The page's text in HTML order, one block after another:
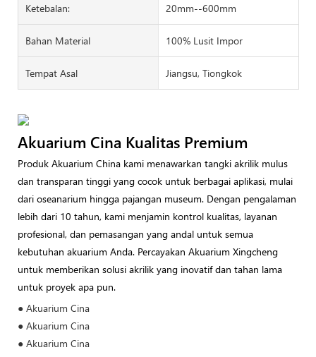
Ketebalan: 20mm--600mm
Bahan Material 100% Lusit Impor
Tempat Asal Jiangsu, Tiongkok
Akuarium Cina Kualitas Premium
Produk Akuarium China kami menawarkan tangki akrilik mulus
dan transparan tinggi yang cocok untuk berbagai aplikasi, mulai
dari oseanarium hingga pajangan museum. Dengan pengalaman
lebih dari 10 tahun, kami menjamin kontrol kualitas, layanan
profesional, dan pemasangan yang andal untuk semua
kebutuhan akuarium Anda. Percayakan Akuarium Xingcheng
untuk memberikan solusi akrilik yang inovatif dan tahan lama
untuk proyek apa pun.
● Akuarium Cina
● Akuarium Cina
● Akuarium Cina